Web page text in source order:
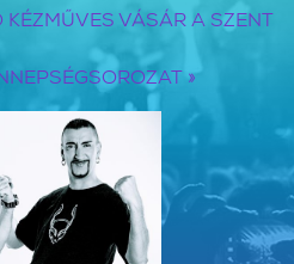
KÉZMŰVES VÁSÁR A SZENT
»